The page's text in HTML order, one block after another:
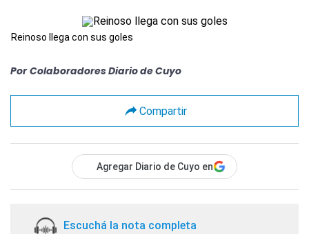
Reinoso llega con sus goles
Por Colaboradores Diario de Cuyo
Compartir
Agregar Diario de Cuyo en
Escuchá la nota completa